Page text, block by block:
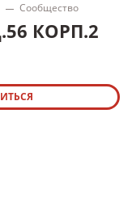
Сообщество
КОРП.2